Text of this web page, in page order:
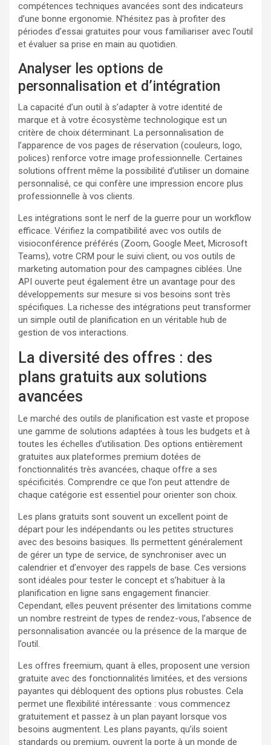
compétences techniques avancées sont des indicateurs
d’une bonne ergonomie. N’hésitez pas à profiter des
périodes d’essai gratuites pour vous familiariser avec l’outil
et évaluer sa prise en main au quotidien.
Analyser les options de
personnalisation et d’intégration
La capacité d’un outil à s’adapter à votre identité de
marque et à votre écosystème technologique est un
critère de choix déterminant. La personnalisation de
l’apparence de vos pages de réservation (couleurs, logo,
polices) renforce votre image professionnelle. Certaines
solutions offrent même la possibilité d’utiliser un domaine
personnalisé, ce qui confère une impression encore plus
professionnelle à vos clients.
Les intégrations sont le nerf de la guerre pour un workflow
efficace. Vérifiez la compatibilité avec vos outils de
visioconférence préférés (Zoom, Google Meet, Microsoft
Teams), votre CRM pour le suivi client, ou vos outils de
marketing automation pour des campagnes ciblées. Une
API ouverte peut également être un avantage pour des
développements sur mesure si vos besoins sont très
spécifiques. La richesse des intégrations peut transformer
un simple outil de planification en un véritable hub de
gestion de vos interactions.
La diversité des offres : des
plans gratuits aux solutions
avancées
Le marché des outils de planification est vaste et propose
une gamme de solutions adaptées à tous les budgets et à
toutes les échelles d’utilisation. Des options entièrement
gratuites aux plateformes premium dotées de
fonctionnalités très avancées, chaque offre a ses
spécificités. Comprendre ce que l’on peut attendre de
chaque catégorie est essentiel pour orienter son choix.
Les plans gratuits sont souvent un excellent point de
départ pour les indépendants ou les petites structures
avec des besoins basiques. Ils permettent généralement
de gérer un type de service, de synchroniser avec un
calendrier et d’envoyer des rappels de base. Ces versions
sont idéales pour tester le concept et s’habituer à la
planification en ligne sans engagement financier.
Cependant, elles peuvent présenter des limitations comme
un nombre restreint de types de rendez-vous, l’absence de
personnalisation avancée ou la présence de la marque de
l’outil.
Les offres freemium, quant à elles, proposent une version
gratuite avec des fonctionnalités limitées, et des versions
payantes qui débloquent des options plus robustes. Cela
permet une flexibilité intéressante : vous commencez
gratuitement et passez à un plan payant lorsque vos
besoins augmentent. Les plans payants, qu’ils soient
standards ou premium, ouvrent la porte à un monde de